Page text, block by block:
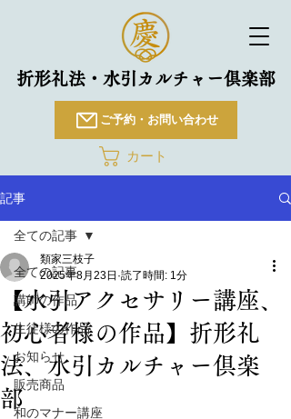
折形礼法・水引カルチャー倶楽部
ご予約・お問い合わせ
カート
記事
全ての記事
講師の作品
生徒様の作品
お知らせ
販売商品
和のマナー講座
全ての記事
【水引アクセサリー講座、
初心者様の作品】折形礼
法、水引カルチャー倶楽
部
類家三枝子
2025年8月23日 読了時間: 1分